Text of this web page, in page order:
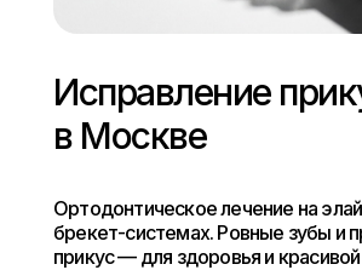
Исправление
в Москве
Ортодонтическое лечение на
брекет-системах. Ровные зубы и
прикус — для здоровья и